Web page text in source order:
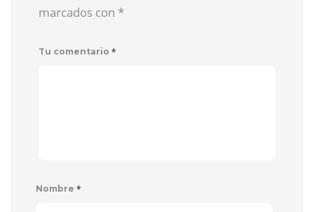
marcados con *
Tu comentario *
Nombre *